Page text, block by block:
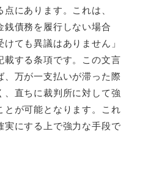
にあります。これは、
銭債務を履行しない場合
ても異議はありません」
載する条項です。この文言
、万が一支払いが滞った際
、直ちに裁判所に対して強
とが可能となります。これ
実にする上で強力な手段で